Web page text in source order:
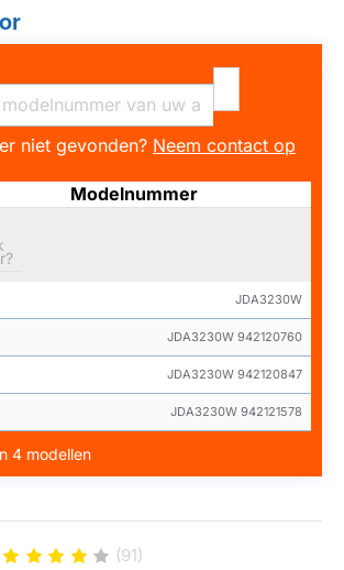
niet gevonden? Neem contact op
Modelnummer
JDA3230W
JDA3230W 942120760
JDA3230W 942120847
JDA3230W 942121578
4 modellen
(91)